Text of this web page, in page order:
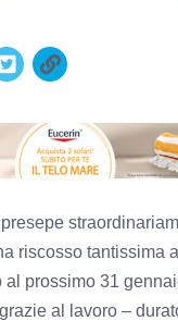
riscosso tantissima
prossimo 31
al lavoro –